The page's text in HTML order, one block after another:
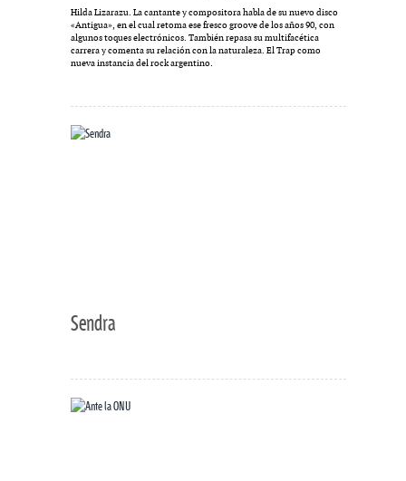
Hilda Lizarazu. La cantante y compositora habla de su nuevo disco
«Antigua», en el cual retoma ese fresco groove de los años 90, con
algunos toques electrónicos. También repasa su multifacética
carrera y comenta su relación con la naturaleza. El Trap como
nueva instancia del rock argentino.
Sendra